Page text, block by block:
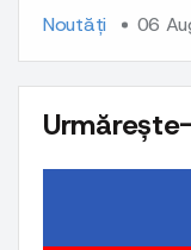
normelor
caracter
comunicatelor
Noutăți 06